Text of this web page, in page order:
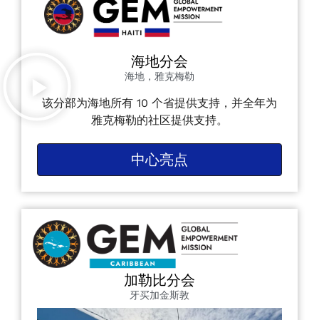
海地分会
海地，雅克梅勒
该分部为海地所有 10 个省提供支持，并全年为
雅克梅勒的社区提供支持。
中心亮点
加勒比分会
牙买加金斯敦